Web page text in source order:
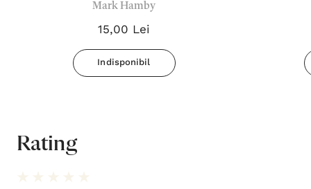
Mark Hamby
15,00 Lei
Indisponibil
Rating